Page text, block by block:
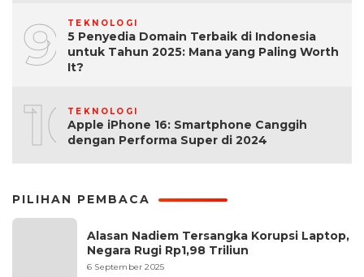
9 TEKNOLOGI
5 Penyedia Domain Terbaik di Indonesia
untuk Tahun 2025: Mana yang Paling Worth
It?
10TEKNOLOGI
Apple iPhone 16: Smartphone Canggih
dengan Performa Super di 2024
PILIHAN PEMBACA
Alasan Nadiem Tersangka Korupsi Laptop,
Negara Rugi Rp1,98 Triliun
6 September 2025